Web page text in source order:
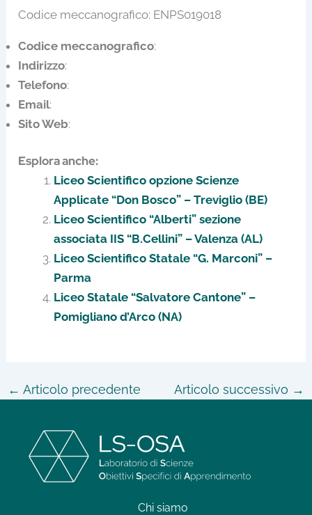
Codice meccanografico: ENPS019018
Codice meccanografico:
Indirizzo:
Telefono:
Email:
Sito Web:
Esplora anche:
Liceo Scientifico opzione Scienze
Applicate “Don Bosco” – Treviglio (BE)
Liceo Scientifico “Alberti” sezione
associata IIS “B.Cellini” – Valenza (AL)
Liceo Scientifico Statale “G. Marconi” –
Parma
Liceo Statale “Salvatore Cantone” –
Pomigliano d’Arco (NA)
← Articolo precedente Articolo successivo →
Chi siamo